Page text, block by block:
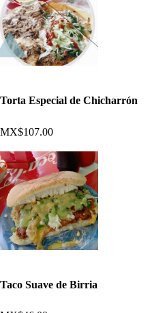
Torta Especial de Chicharrón
MX$107.00
Taco Suave de Birria